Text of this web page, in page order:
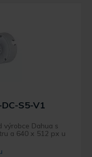
S5-V1
výrobce Dahua s
a 640 x 512 px u